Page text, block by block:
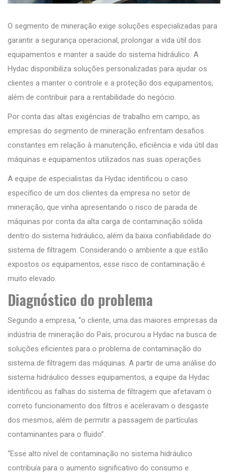
O segmento de mineração exige soluções especializadas para
garantir a segurança operacional, prolongar a vida útil dos
equipamentos e manter a saúde do sistema hidráulico. A
Hydac disponibiliza soluções personalizadas para ajudar os
clientes a manter o controle e a proteção dos equipamentos,
além de contribuir para a rentabilidade do negócio.
Por conta das altas exigências de trabalho em campo, as
empresas do segmento de mineração enfrentam desafios
constantes em relação à manutenção, eficiência e vida útil das
máquinas e equipamentos utilizados nas suas operações.
A equipe de especialistas da Hydac identificou o caso
específico de um dos clientes da empresa no setor de
mineração, que vinha apresentando o risco de parada de
máquinas por conta da alta carga de contaminação sólida
dentro do sistema hidráulico, além da baixa confiabilidade do
sistema de filtragem. Considerando o ambiente a que estão
expostos os equipamentos, esse risco de contaminação é
muito elevado.
Diagnóstico do problema
Segundo a empresa, “o cliente, uma das maiores empresas da
indústria de mineração do País, procurou a Hydac na busca de
soluções eficientes para o problema de contaminação do
sistema de filtragem das máquinas. A partir de uma análise do
sistema hidráulico desses equipamentos, a equipe da Hydac
identificou as falhas do sistema de filtragem que afetavam o
correto funcionamento dos filtros e aceleravam o desgaste
dos mesmos, além de permitir a passagem de partículas
contaminantes para o fluido”.
“Esse alto nível de contaminação no sistema hidráulico
contribuía para o aumento significativo do consumo e